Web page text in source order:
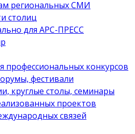
региональных СМИ
столиц
для АРС-ПРЕСС
профессиональных конкурсов
фестивали
круглые столы, семинары
проектов
связей